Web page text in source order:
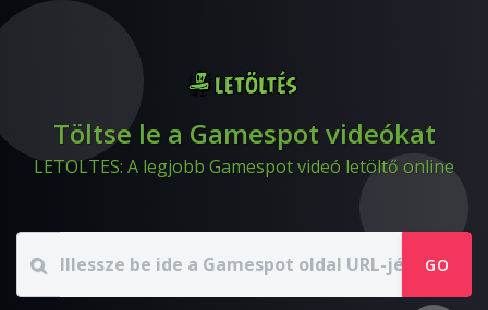
Töltse le a Gamespot videókat
LETOLTES: A legjobb Gamespot videó letöltő online
GO